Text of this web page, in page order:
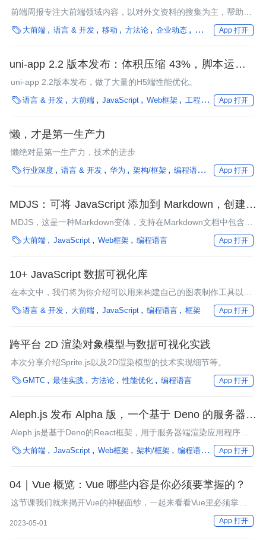
JavaScript 状态调查已开放
前端周报专注大前端领域内容，以对外文资料的搜集为主，帮助开
发者了解一周前端热点。
 大前端 语言 & 开发 移动 方法论 企业动态 性能优化 编程语言
App 打开
uni-app 2.2 版本发布：体积压缩 43%，脚本运行时
间缩短 32%
uni-app 2.2版本发布，做了大量的H5端性能优化。
语言 & 开发 大前端 JavaScript Web框架 工程化 跨端开发
App 打开
懒，才是第一生产力
懒绝对是第一生产力，技术的进步
行业深度 语言 & 开发 华为 架构/框架 编程语言 框架
App 打开
MDJS：可将 JavaScript 添加到 Markdown，创建交
互式文档
MDJS，这是一种Markdown变体，支持在Markdown文档中包含可
运行的JavaScript代码。
 大前端 JavaScript Web框架 编程语言 App 打开
10+ JavaScript 数据可视化库
在本文中，我们将为你介绍可以用来构建自己的图表制作工具以及
向软件中增添一些图形建模功能的10+款JavaScript库。
语言 & 开发 大前端 JavaScript 编程语言 框架 App 打开
跨平台 2D 渲染对象模型与数据可视化实践
本次分享介绍Sprite.js以及2D渲染模型的技术实现细节等。
GMTC 最佳实践 方法论 性能优化 编程语言 App 打开
Aleph.js 发布 Alpha 版，一个基于 Deno 的服务器端
渲染框架
Aleph.js是基于Deno的React框架，用于服务器端渲染应用程序，
现在发布了Alpha版。
 大前端 JavaScript Web框架 架构/框架 编程语言 框架
App 打开
04｜Vue 概览：Vue 哪些内容是你必须要掌握的？
这节课我们就来揭开Vue的神秘面纱，一起来看看Vue里必须掌握
2023-05-01 App 打开